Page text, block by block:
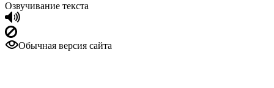
Озвучивание текста
Обычная версия сайта